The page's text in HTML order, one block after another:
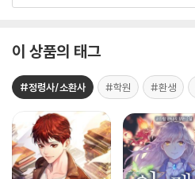
이 상품의 태그
#정령사/소환사 #학원 #환생